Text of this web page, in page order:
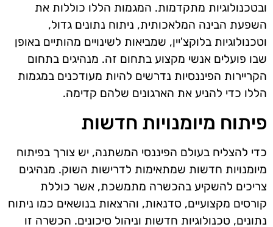
ובטכנולוגיות מתקדמות. המגמות הללו כוללות את
השפעת הבינה המלאכותית, ניתוח נתונים גדול,
וטכנולוגיות בלוקצ'יין, שמביאות לשינויים מהותיים באופן
שבו פועלים אנשי מקצוע בתחום זה. מנהיגים בתחום
הקריירות הפיננסיות נדרשים להיות מעודכנים במגמות
הללו כדי להניע את הארגונים שלהם קדימה.
פיתוח מיומנויות חדשות
כדי להצליח בעולם הפיננסי המשתנה, יש צורך בפיתוח
מיומנויות חדשות שמתאימות לדרישות השוק. מנהיגים
צריכים להשקיע בהכשרה מתמשכת, אשר כוללת
קורסים מקצועיים, סדנאות, והרצאות בנושאים כמו ניתוח
נתונים, טכנולוגיות חדשות וניהול סיכונים. הכשרה זו